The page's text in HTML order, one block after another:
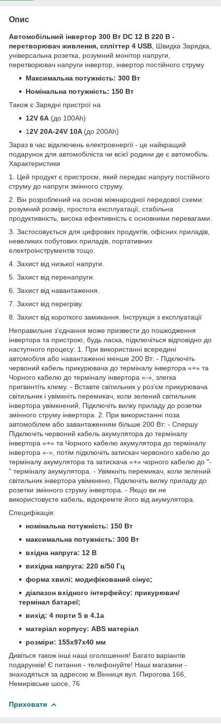
Опис
Автомобільний інвертор 300 Вт DC 12 В 220 В -
перетворювач живлення, спліттер 4 USB , Швидка Зарядка,
універсальна розетка, розумний монітор напруги,
перетворювач напруги інвертор, інвертор постійного струму
Максимальна потужність: 300 Вт
Номінальна потужність: 150 Вт
Також є Зарядні пристрої на
12V 6A (до 100Ah)
12V 20A-24V 10A (до 200Ah)
Зараз в час відключень електроенергії - це найкращий
подарунок для автомобіліста чи всієї родини де є автомобіль.
Характеристики
1. Цей продукт є пристроєм, який передає напругу постійного
струму до напруги змінного струму.
2. Він розроблений на основі міжнародної передової схеми:
розумний розмір, простота експлуатації, стабільна
продуктивність, висока ефективність є основними перевагами.
3. Застосовується для цифрових продуктів, офісних приладів,
невеликих побутових приладів, портативних
електроінструментів тощо.
4. Захист від низької напруги.
5. Захист від перенапруги.
6. Захист від навантаження.
7. Захист від перегріву.
8. Захист від короткого замикання. Інструкція з експлуатації
Неправильне з'єднання може призвести до пошкодження
інвертора та пристрою, будь ласка, підключіться відповідно до
наступного процесу: 1. При використанні всередині
автомобіля або навантаженні менше 200 Вт: - Підключіть
червоний кабель прикурювача до терміналу інвертора «+» та
Чорного кабелю до терміналу інвертора «-», злегка
пригвинтіть клему. - Вставте світильник у роз'єм прикурювача
світильник і увімкніть перемикач, коли зелений світильник
інвертора увімкнений, Підключіть вилку приладу до розетки
змінного струму інвертора. 2. При використанні поза
автомобілем або завантаженням більше 200 Вт: - Спершу
Підключіть червоний кабель акумулятора до терміналу
інвертора «+» та Чорного кабелю акумулятора до терміналу
інвертора «-», потім підключіть затискач червоного кабелю до
терміналу акумулятора та затискача «+» чорного кабелю до "-
" терміналу акумулятора. - Увімкніть перемикач, коли зелений
світильник інвертора увімкнено, Підключіть вилку приладу до
розетки змінного струму інвертора. - Якщо ви не
використовуєте кабель, відокремте його від акумулятора.
Специфікація:
номінальна потужність: 150 Вт
максимальна потужність: 300 Вт
вхідна напруга: 12 В
вихідна напруга: 220 в/50 Гц
форма хвилі: модифікований сінус;
діапазон вхідного інтерфейсу: прикурювач/
термінал батареї;
вихід: 4 порти 5 в 4.1a
матеріал корпусу: ABS матеріал
розміри: 155x97x40 мм
Дивіться також інші наші оголошення! Багато варіантів
подарунків! Є питання - телефонуйте! Наші магазини -
знаходяться за адресою м.Вінниця вул. Пирогова 166,
Немирівське шосе, 76
Приховати